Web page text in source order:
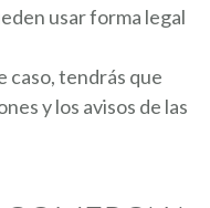
usar forma legal
caso, tendrás que
y los avisos de las